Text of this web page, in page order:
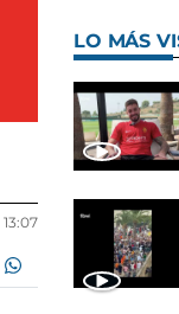
13:07
LO MÁS